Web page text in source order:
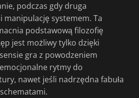
podczas gdy druga
manipulację systemem. Ta
podstawową filozofię
jest możliwy tylko dzięki
gra z powodzeniem
rytmy do
nawet jeśli nadrzędna fabuła